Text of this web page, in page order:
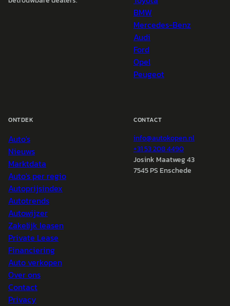
BMW
Mercedes-Benz
Audi
Ford
Opel
Peugeot
ONTDEK
Auto's
Nieuws
Marktdata
Auto's per regio
Autoprijsindex
Autotrends
Autowijzer
Zakelijk leasen
Private Lease
Financiering
Auto verkopen
Over ons
Contact
Privacy
CONTACT
info@autokopen.nl
+31 53 208 4490
Josink Maatweg 43
7545 PS Enschede